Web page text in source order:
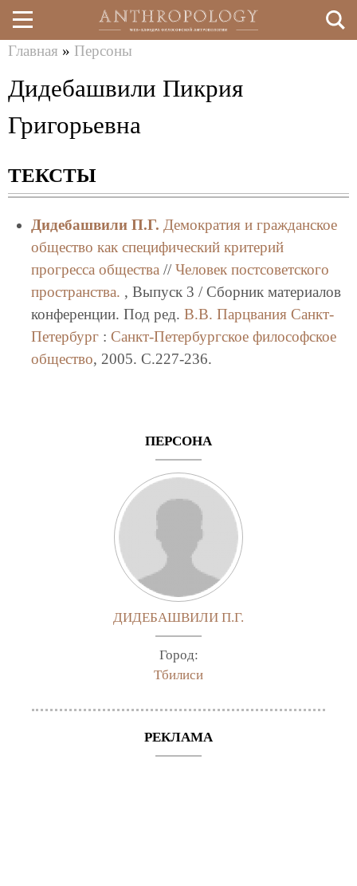
Перейти
к
здесь
Главная » Персоны
Дидебашвили Пикрия
Григорьевна
ТЕКСТЫ
Дидебашвили П.Г. Демократия и гражданское
общество как специфический критерий
прогресса общества// Человек постсоветского
пространства. , Выпуск 3 / Сборник материалов
конференции. Под ред. В.В. Парцвания Санкт-
Петербург: Санкт-Петербургское философское
общество, 2005. C.227-236.
ПЕРСОНА
ДИДЕБАШВИЛИ П.Г.
Город:
Тбилиси
РЕКЛАМА